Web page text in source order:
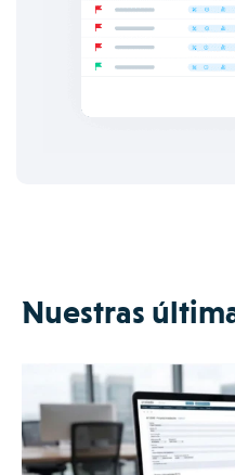
Nuestras